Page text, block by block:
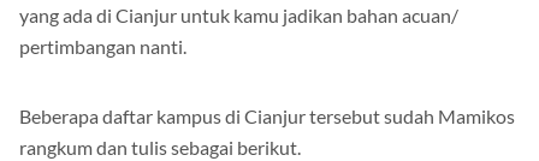
yang ada di Cianjur untuk kamu jadikan bahan acuan/
pertimbangan nanti.
Beberapa daftar kampus di Cianjur tersebut sudah Mamikos
rangkum dan tulis sebagai berikut.